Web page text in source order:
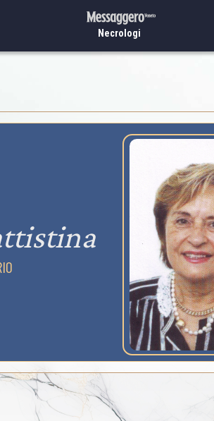
Necrologi